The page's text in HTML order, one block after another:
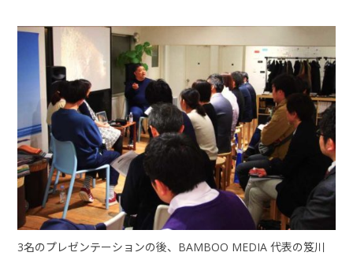
3名のプレゼンテーションの後、BAMBOO MEDIA 代表の笈川